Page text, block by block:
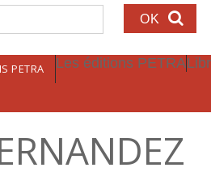
PETRA Les éditions PETRA